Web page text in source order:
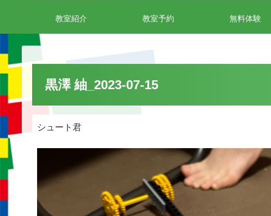
教室紹介 教室予約 無料体験
黒澤 紬_2023-07-15
シュート君